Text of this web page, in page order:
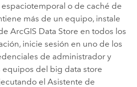
o de caché de
más de un equipo, instale
ArcGIS Data Store en todos los
inicie sesión en uno de los
de administrador y
del big data store
el Asistente de